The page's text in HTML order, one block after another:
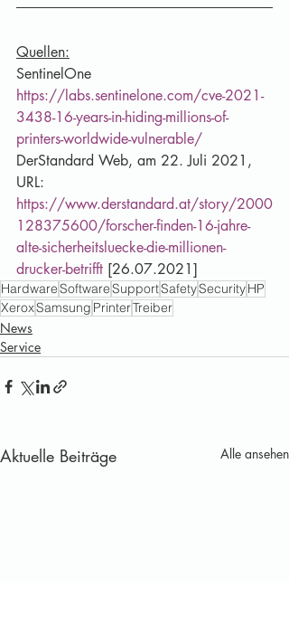
Quellen:
SentinelOne
https://labs.sentinelone.com/cve-2021-
3438-16-years-in-hiding-millions-of-
printers-worldwide-vulnerable/
DerStandard Web, am 22. Juli 2021,
URL:
https://www.derstandard.at/story/2000
128375600/forscher-finden-16-jahre-
alte-sicherheitsluecke-die-millionen-
drucker-betrifft [26.07.2021]
HardwareSoftwareSupportSafetySecurityHP
XeroxSamsung PrinterTreiber
News
Service
Aktuelle Beiträge Alle ansehen